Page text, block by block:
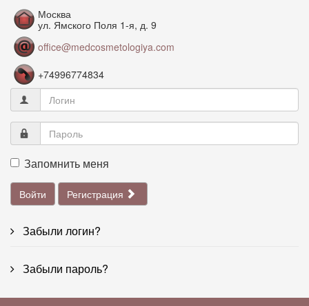
Москва
ул. Ямского Поля 1-я, д. 9
office@medcosmetologiya.com
+74996774834
Запомнить меня
Войти Регистрация
Забыли логин?
Забыли пароль?